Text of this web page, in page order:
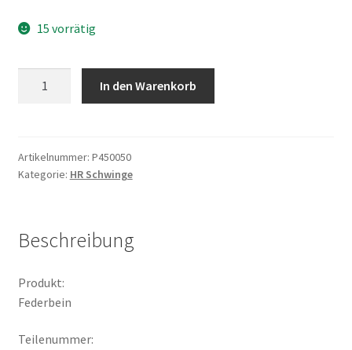
15 vorrätig
In den Warenkorb
Artikelnummer: P450050
Kategorie: HR Schwinge
Beschreibung
Produkt:
Federbein
Teilenummer: